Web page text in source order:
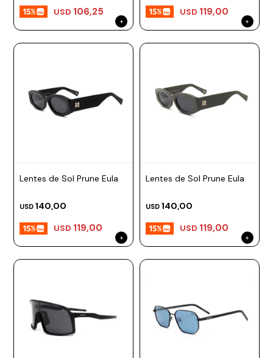
USD 106,25 USD 119,00
Lentes de Sol Prune Eula
USD 140,00
USD 119,00
Lentes de Sol Prune Eula
USD 140,00
USD 119,00